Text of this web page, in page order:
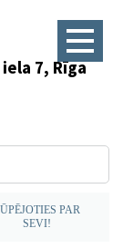
7, Rīga
PAR
SEVI!